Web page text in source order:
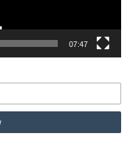
07:47